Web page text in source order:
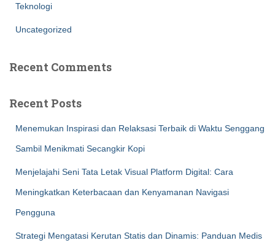
Teknologi
Uncategorized
Recent Comments
Recent Posts
Menemukan Inspirasi dan Relaksasi Terbaik di Waktu Senggang
Sambil Menikmati Secangkir Kopi
Menjelajahi Seni Tata Letak Visual Platform Digital: Cara
Meningkatkan Keterbacaan dan Kenyamanan Navigasi
Pengguna
Strategi Mengatasi Kerutan Statis dan Dinamis: Panduan Medis